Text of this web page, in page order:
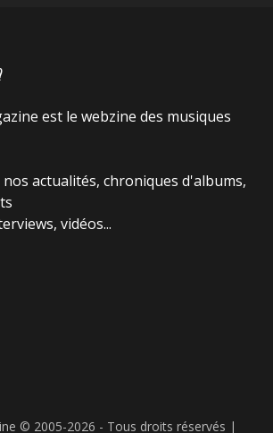
est le webzine des musiques
actualités, chroniques d'albums,
vidéos...
© 2005-2026 - Tous droits réservés |